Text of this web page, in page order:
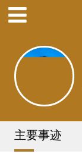
主要事迹